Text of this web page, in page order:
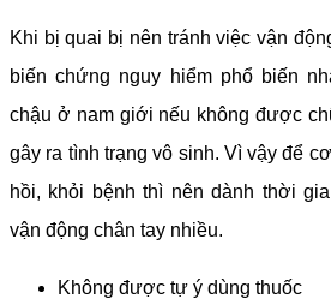
Khi bị quai bị nên tránh việc vận
biến chứng nguy hiểm phổ biến
chậu ở nam giới nếu không được
gây ra tình trạng vô sinh. Vì vậy để
hồi, khỏi bệnh thì nên dành thời
vận động chân tay nhiều.
Không được tự ý dùng thuốc